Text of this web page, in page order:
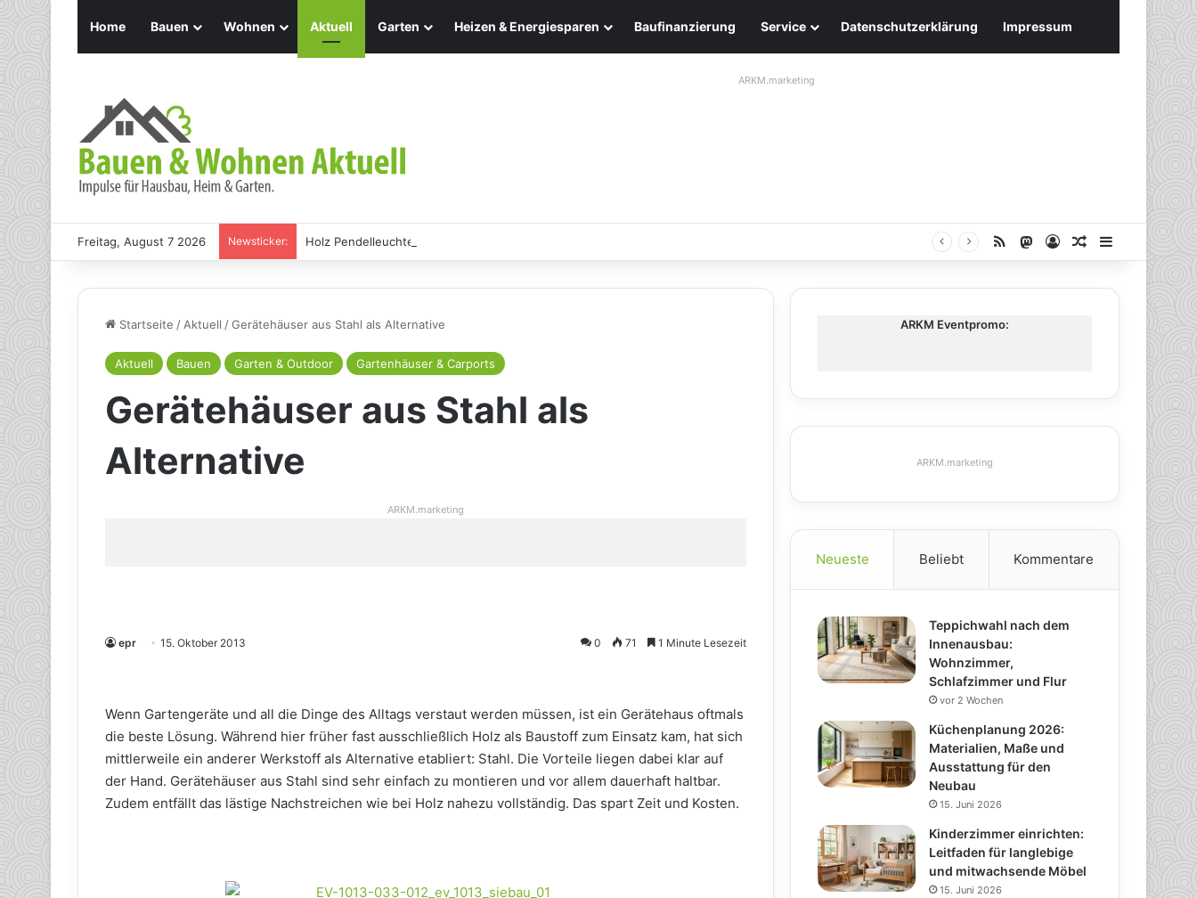
Home Bauen Wohnen Aktuell Garten Heizen & Energiesparen Baufinanzierung Service Datenschutzerklärung Impressum
ARKM.marketing
Freitag, August 7 2026 Newsticker: Holz Pendelleuchten: Eleganz und Nachhaltigkeit für Ihr Zuhause RSS Mastodon
AnmeldenZufälliger
Startseite /Aktuell /Gerätehäuser aus Stahl als Alternative
Aktuell Bauen Garten & Outdoor Gartenhäuser & Carports
Gerätehäuser aus Stahl als
Alternative
ARKM.marketing
epr 15. Oktober 2013 0 71 1 Minute Lesezeit
Wenn Gartengeräte und all die Dinge des Alltags verstaut werden müssen, ist ein Gerätehaus oftmals
die beste Lösung. Während hier früher fast ausschließlich Holz als Baustoff zum Einsatz kam, hat sich
mittlerweile ein anderer Werkstoff als Alternative etabliert: Stahl. Die Vorteile liegen dabei klar auf
der Hand. Gerätehäuser aus Stahl sind sehr einfach zu montieren und vor allem dauerhaft haltbar.
Zudem entfällt das lästige Nachstreichen wie bei Holz nahezu vollständig. Das spart Zeit und Kosten.
ARKM Eventpromo:
ARKM.marketing
Neueste Beliebt Kommentare
Teppichwahl nach dem
Innenausbau:
Wohnzimmer,
Schlafzimmer und Flur
vor 2 Wochen
Küchenplanung 2026:
Materialien, Maße und
Ausstattung für den
Neubau
15. Juni 2026
Kinderzimmer einrichten:
Leitfaden für langlebige
und mitwachsende Möbel
15. Juni 2026